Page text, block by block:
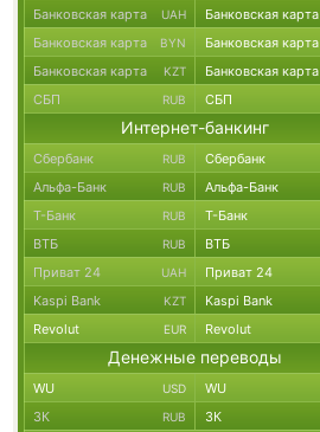
Банковская карта UAH Банковская карта
Банковская карта BYN Банковская карта
Банковская карта KZT Банковская карта
СБП RUB СБП
Интернет-банкинг
Сбербанк RUB Сбербанк
Альфа-Банк RUB Альфа-Банк
Т-Банк RUB Т-Банк
ВТБ RUB ВТБ
Приват 24 UAH Приват 24
Kaspi Bank KZT Kaspi Bank
Revolut EUR Revolut
Денежные переводы
WU USD WU
ЗК RUB ЗК